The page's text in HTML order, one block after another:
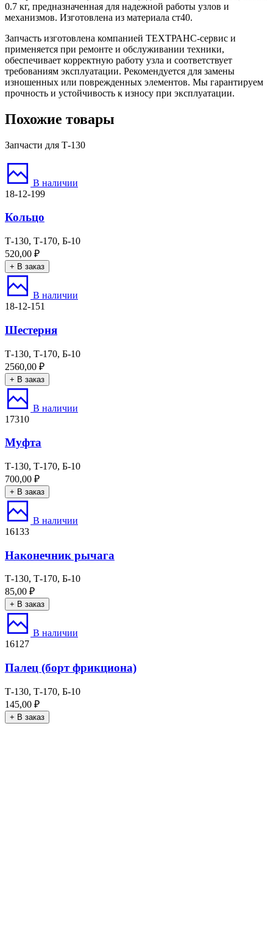
0.7 кг, предназначенная для надежной работы узлов и
механизмов. Изготовлена из материала ст40.
Запчасть изготовлена компанией ТЕХТРАНС-сервис и
применяется при ремонте и обслуживании техники,
обеспечивает корректную работу узла и соответствует
требованиям эксплуатации. Рекомендуется для замены
изношенных или поврежденных элементов. Мы гарантируем
прочность и устойчивость к износу при эксплуатации.
Похожие товары
Запчасти для Т-130
В наличии
18-12-199
Кольцо
Т-130, Т-170, Б-10
520,00 ₽
+ В заказ
В наличии
18-12-151
Шестерня
Т-130, Т-170, Б-10
2560,00 ₽
+ В заказ
В наличии
17310
Муфта
Т-130, Т-170, Б-10
700,00 ₽
+ В заказ
В наличии
16133
Наконечник рычага
Т-130, Т-170, Б-10
85,00 ₽
+ В заказ
В наличии
16127
Палец (борт фрикциона)
Т-130, Т-170, Б-10
145,00 ₽
+ В заказ